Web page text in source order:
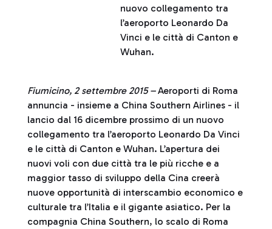
nuovo collegamento tra
l’aeroporto Leonardo Da
Vinci e le città di Canton e
Wuhan.
Fiumicino, 2 settembre 2015 –Aeroporti di Roma
annuncia - insieme a China Southern Airlines - il
lancio dal 16 dicembre prossimo di un nuovo
collegamento tra l’aeroporto Leonardo Da Vinci
e le città di Canton e Wuhan. L’apertura dei
nuovi voli con due città tra le più ricche e a
maggior tasso di sviluppo della Cina creerà
nuove opportunità di interscambio economico e
culturale tra l’Italia e il gigante asiatico. Per la
compagnia China Southern, lo scalo di Roma